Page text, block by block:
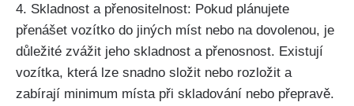
4. Skladnost a přenositelnost: Pokud plánujete
přenášet vozítko do jiných míst nebo na dovolenou, je
důležité zvážit jeho skladnost a přenosnost. Existují
vozítka, která lze snadno složit nebo rozložit a
zabírají minimum místa při skladování nebo přepravě.